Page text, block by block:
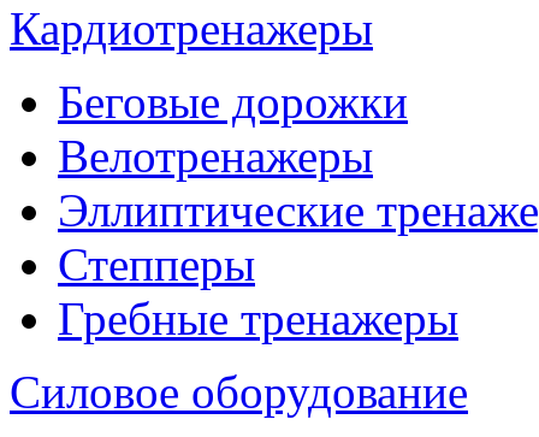
Кардиотренажеры
Беговые дорожки
Велотренажеры
Эллиптические
Степперы
Гребные тренажеры
Силовое оборудование